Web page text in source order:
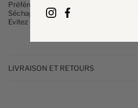
Préférez un lavage en machine à 30°,
Séchage et repassage à faible
Evitez le sèche linge !
LIVRAISON ET RETOURS